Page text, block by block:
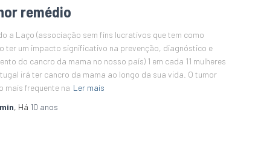
remédio
a Laço (associação sem fins lucrativos que tem como
ter um impacto significativo na prevenção, diagnóstico e
do cancro da mama no nosso país) 1 em cada 11 mulheres
irá ter cancro da mama ao longo da sua vida. O tumor
mais frequente na Ler mais
, Há 10 anos